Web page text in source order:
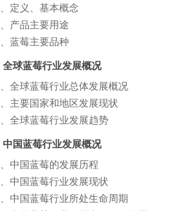
定义、基本概念
产品主要用途
蓝莓主要品种
球蓝莓行业发展概况
全球蓝莓行业总体发展概况
主要国家和地区发展现状
全球蓝莓行业发展趋势
国蓝莓行业发展概况
中国蓝莓的发展历程
中国蓝莓行业发展现状
中国蓝莓行业所处生命周期